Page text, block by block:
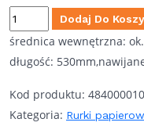
4,00 zł
do
30,00
ilość
52x530mm
Dodaj Do
średnica wewnętrzna:
długość:
Kod produktu:
Kategoria: Rurki